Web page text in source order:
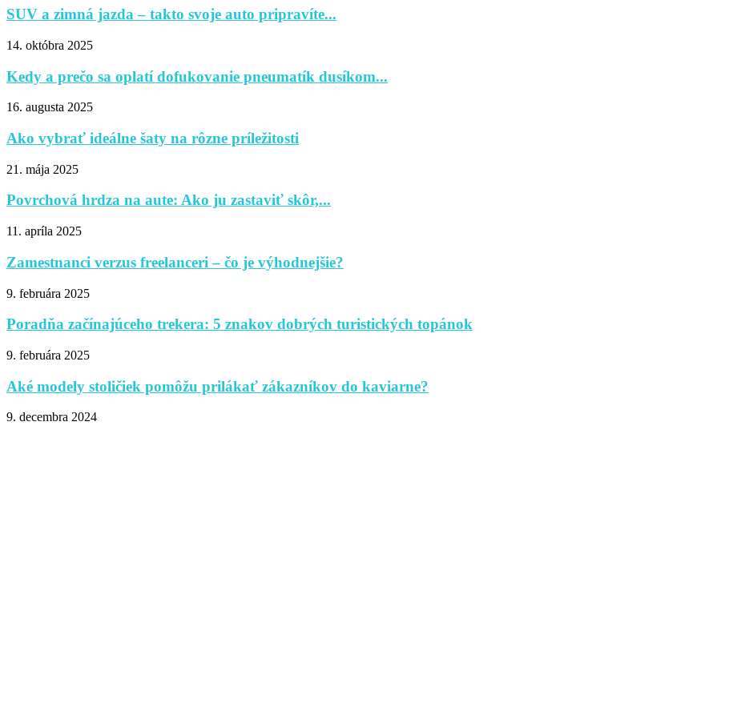
SUV a zimná jazda – takto svoje auto pripravíte...
14. októbra 2025
Kedy a prečo sa oplatí dofukovanie pneumatík dusíkom...
16. augusta 2025
Ako vybrať ideálne šaty na rôzne príležitosti
21. mája 2025
Povrchová hrdza na aute: Ako ju zastaviť skôr,...
11. apríla 2025
Zamestnanci verzus freelanceri – čo je výhodnejšie?
9. februára 2025
Poradňa začínajúceho trekera: 5 znakov dobrých turistických topánok
9. februára 2025
Aké modely stoličiek pomôžu prilákať zákazníkov do kaviarne?
9. decembra 2024